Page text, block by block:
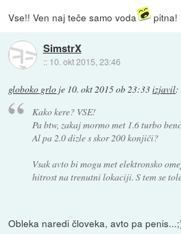
Vse!! Ven naj teče samo voda pitna!
SimstrX
:: 10. okt 2015, 23:46
globoko grlo je 10. okt 2015 ob 23:33izjavil:
Kako kere? VSE!
Pa btw, zakaj mormo met 1.6 turbo
Al pa 2.0 dizle s skor 200 konjiči?
Vsak avto bi mogu met elektronsko
hitrost na trenutni lokaciji. S tem se
Obleka naredi človeka, avto pa